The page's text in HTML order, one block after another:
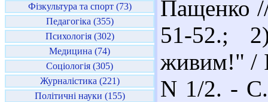
Фізкультура та спорт (73)
Педагогіка (355)
Психологія (302)
Медицина (74)
Соціологія (305)
Журналістика (221)
Політичні науки (155)
Пащенко
51-52.;
живим!" /
N 1/2. -